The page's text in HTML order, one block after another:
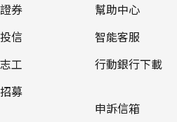
學院 中國時
南部企業及新創事業之
趣的社會及學術界人士
報名方式：電話報名：
網路報名：
容
講人－
券
信
工
募
幫助中心
智能客服
行動銀行下載
申訴信箱